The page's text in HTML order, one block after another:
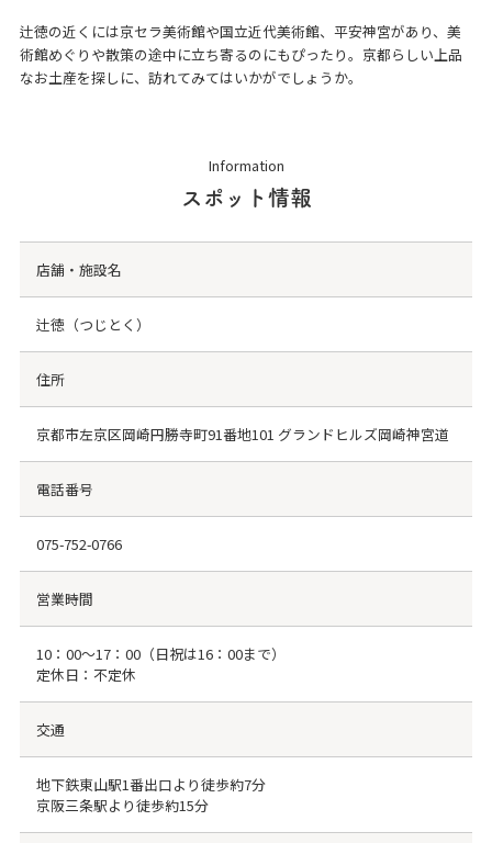
辻徳の近くには京セラ美術館や国立近代美術館、平安神宮があり、美
術館めぐりや散策の途中に立ち寄るのにもぴったり。京都らしい上品
なお土産を探しに、訪れてみてはいかがでしょうか。
Information
スポット情報
店舗・施設名
辻徳（つじとく）
住所
京都市左京区岡崎円勝寺町91番地101 グランドヒルズ岡崎神宮道
電話番号
075-752-0766
営業時間
10：00～17：00（日祝は16：00まで）
定休日：不定休
交通
地下鉄東山駅1番出口より徒歩約7分
京阪三条駅より徒歩約15分